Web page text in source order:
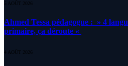
5 AOÛT 2026
Ahmed Tessa pédagogue : » 4
primaire, ça déroute «
4 AOÛT 2026